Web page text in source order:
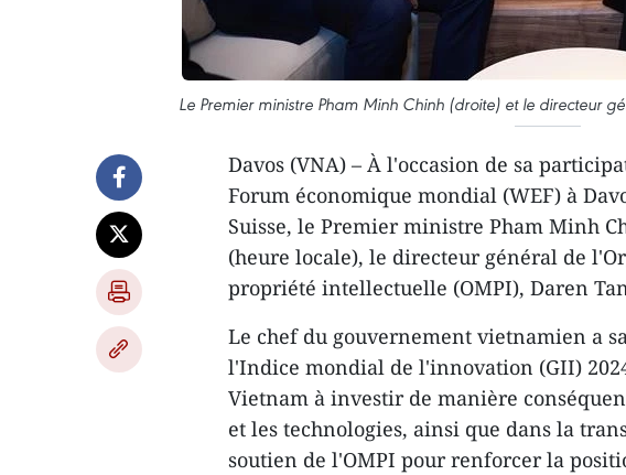
Le Premier ministre Pham Minh Chinh (droite) et le directeur
Davos (VNA) – À l'occasion de sa
Forum économique mondial (WEF) à
Suisse, le Premier ministre Pham Minh
(heure locale), le directeur général de
propriété intellectuelle (OMPI), Daren
Le chef du gouvernement vietnamien a
l'Indice mondial de l'innovation (GII)
Vietnam à investir de manière
et les technologies, ainsi que dans la
soutien de l'OMPI pour renforcer la